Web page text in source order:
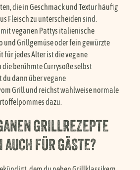
die in Geschmack und Textur häufig
Fleisch zu unterscheiden sind.
veganen Pattys italienische
und Grillgemüse oder fein gewürzte
für jedes Alter ist die vegane
berühmte Currysoße selbst
du dann über vegane
Grill und reichst wahlweise normale
dazu.
GRILLREZEPTE
FÜR GÄSTE?